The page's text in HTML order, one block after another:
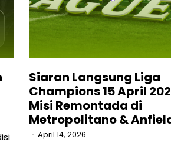
Siaran Langsung Liga
Champions 15 April
Misi Remontada di
Metropolitano &
April 14, 2026